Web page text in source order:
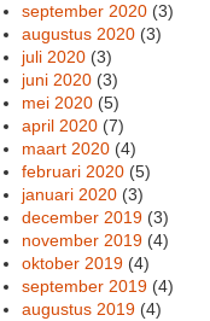
september 2020 (3)
augustus 2020 (3)
juli 2020 (3)
juni 2020 (3)
mei 2020 (5)
april 2020 (7)
maart 2020 (4)
februari 2020 (5)
januari 2020 (3)
december 2019 (3)
november 2019 (4)
oktober 2019 (4)
september 2019 (4)
augustus 2019 (4)